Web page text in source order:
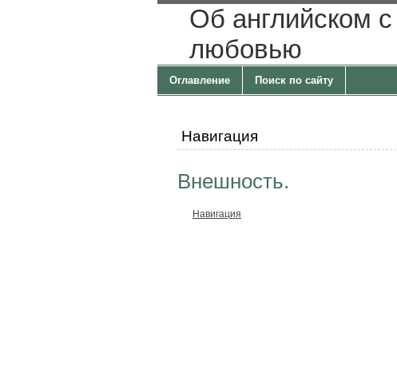
Об английском с
любовью
Оглавление Поиск по сайту
Навигация
Внешность.
Навигация